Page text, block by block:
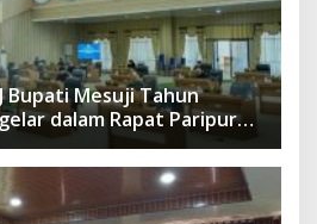
Bupati Mesuji Tahun
dalam Rapat Paripurna